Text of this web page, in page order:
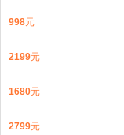
998元
2199元
1680元
2799元